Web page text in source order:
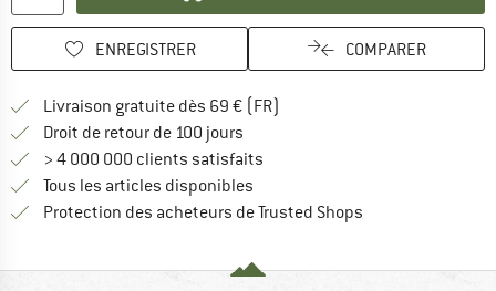
ENREGISTRER COMPARER
Livraison gratuite dès 69 € (FR)
Droit de retour de 100 jours
> 4 000 000 clients satisfaits
Tous les articles disponibles
Protection des acheteurs de Trusted Shops